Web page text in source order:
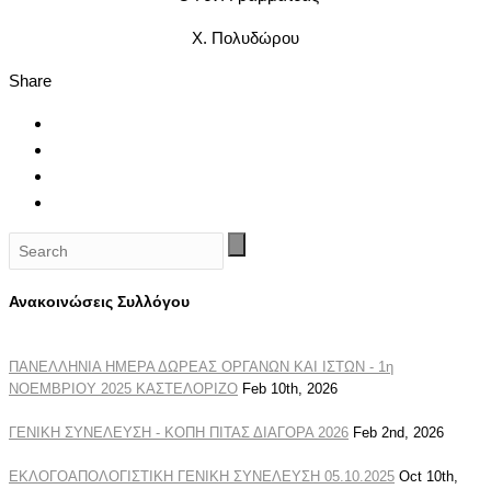
Χ. Πολυδώρου
Share
Ανακοινώσεις Συλλόγου
ΠΑΝΕΛΛΗΝΙΑ ΗΜΕΡΑ ΔΩΡΕΑΣ ΟΡΓΑΝΩΝ ΚΑΙ ΙΣΤΩΝ - 1η
ΝΟΕΜΒΡΙΟΥ 2025 ΚΑΣΤΕΛΟΡΙΖΟ Feb 10th, 2026
ΓΕΝΙΚΗ ΣΥΝΕΛΕΥΣΗ - ΚΟΠΗ ΠΙΤΑΣ ΔΙΑΓΟΡΑ 2026 Feb 2nd, 2026
ΕΚΛΟΓΟΑΠΟΛΟΓΙΣΤΙΚΗ ΓΕΝΙΚΗ ΣΥΝΕΛΕΥΣΗ 05.10.2025 Oct 10th,